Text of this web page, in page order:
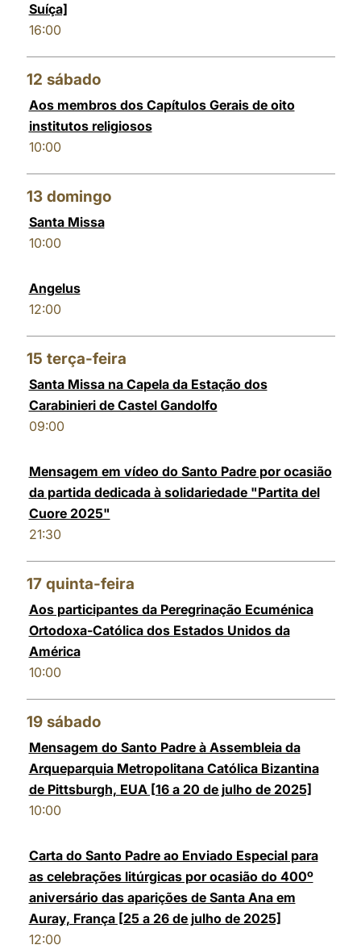
Suíça]
16:00
12 sábado
Aos membros dos Capítulos Gerais de oito
institutos religiosos
10:00
13 domingo
Santa Missa
10:00
Angelus
12:00
15 terça-feira
Santa Missa na Capela da Estação dos
Carabinieri de Castel Gandolfo
09:00
Mensagem em vídeo do Santo Padre por ocasião
da partida dedicada à solidariedade "Partita del
Cuore 2025"
21:30
17 quinta-feira
Aos participantes da Peregrinação Ecuménica
Ortodoxa-Católica dos Estados Unidos da
América
10:00
19 sábado
Mensagem do Santo Padre à Assembleia da
Arqueparquia Metropolitana Católica Bizantina
de Pittsburgh, EUA [16 a 20 de julho de 2025]
10:00
Carta do Santo Padre ao Enviado Especial para
as celebrações litúrgicas por ocasião do 400º
aniversário das aparições de Santa Ana em
Auray, França [25 a 26 de julho de 2025]
12:00